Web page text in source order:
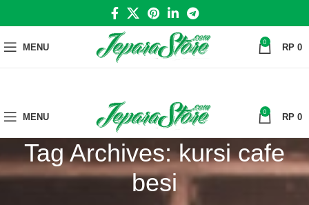
MENU 0 RP 0
MENU 0 RP 0
Tag Archives: kursi cafe
besi